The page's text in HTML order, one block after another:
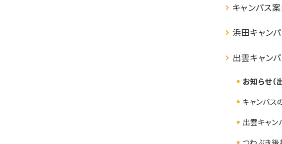
キャンパス
浜田キャン
出雲キャン
お知らせ（
キャンパス
出雲キャン